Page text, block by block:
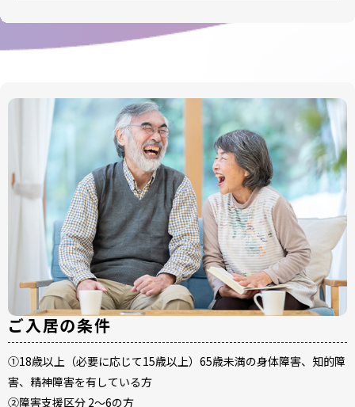
ご入居の条件
①18歳以上（必要に応じて15歳以上）65歳未満の身体障害、知的障
害、精神障害を有している方
②障害支援区分 2〜6の方